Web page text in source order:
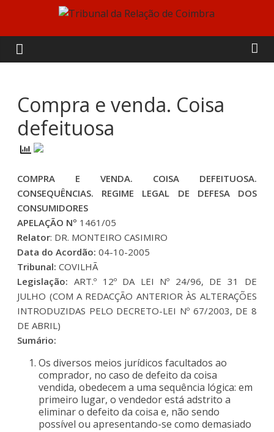
content
Tribunal
da
Relação
de
Coimbra
Compra e venda. Coisa
defeituosa
COMPRA E VENDA. COISA DEFEITUOSA.
CONSEQUÊNCIAS. REGIME LEGAL DE DEFESA DOS
CONSUMIDORES
APELAÇÃO Nº 1461/05
Relator: DR. MONTEIRO CASIMIRO
Data do Acordão: 04-10-2005
Tribunal: COVILHÃ
Legislação: ART.º 12º DA LEI Nº 24/96, DE 31 DE
JULHO (COM A REDACÇÃO ANTERIOR ÀS ALTERAÇÕES
INTRODUZIDAS PELO DECRETO-LEI Nº 67/2003, DE 8
DE ABRIL)
Sumário:
Os diversos meios jurídicos facultados ao
comprador, no caso de defeito da coisa
vendida, obedecem a uma sequência lógica: em
primeiro lugar, o vendedor está adstrito a
eliminar o defeito da coisa e, não sendo
possível ou apresentando-se como demasiado